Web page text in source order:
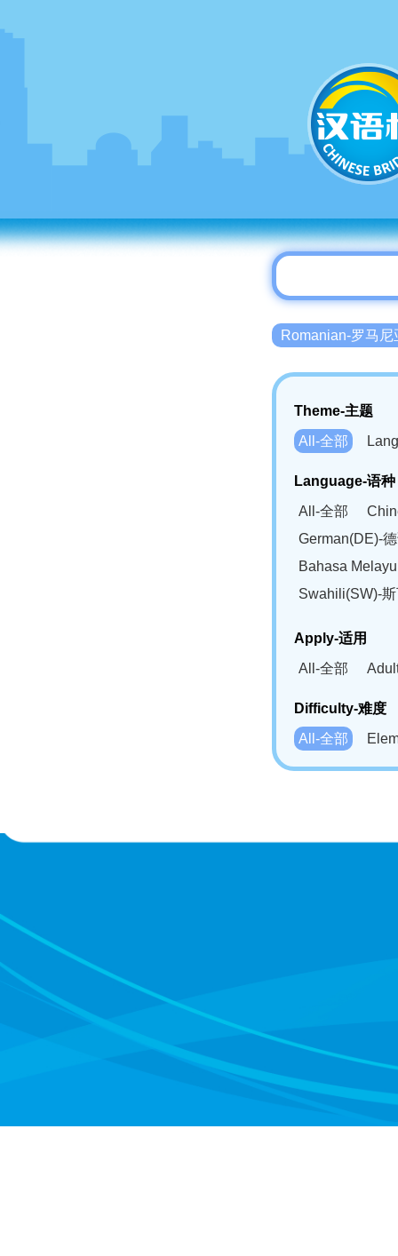
Romanian-罗马尼
Theme-主题
All-全部
Language-语种
All-全部
German(DE)-
Bahasa
Swahili(SW)-
Apply-适用
All-全部
Difficulty-难度
All-全部